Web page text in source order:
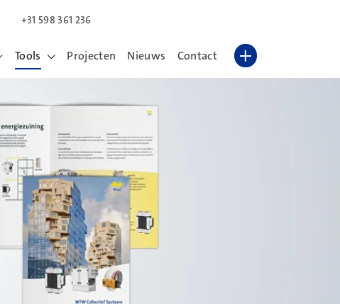
+31 598 361 236
Tools Projecten Nieuws Contact